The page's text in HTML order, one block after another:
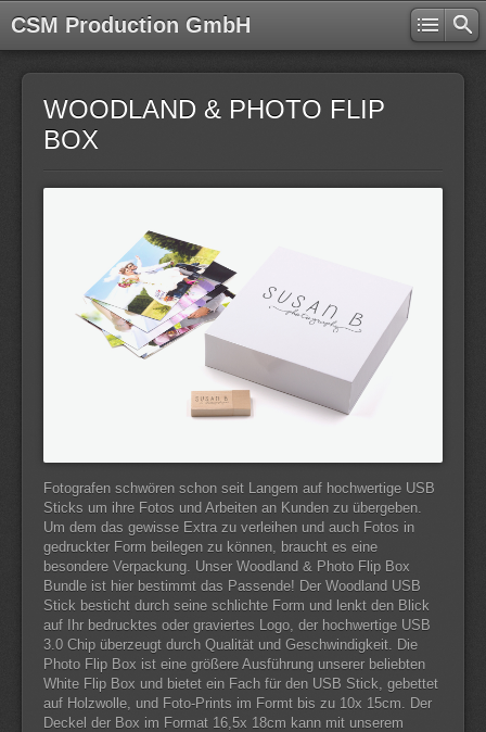
CSM Production GmbH
WOODLAND & PHOTO FLIP
BOX
Fotografen schwören schon seit Langem auf hochwertige USB
Sticks um ihre Fotos und Arbeiten an Kunden zu übergeben.
Um dem das gewisse Extra zu verleihen und auch Fotos in
gedruckter Form beilegen zu können, braucht es eine
besondere Verpackung. Unser Woodland & Photo Flip Box
Bundle ist hier bestimmt das Passende! Der Woodland USB
Stick besticht durch seine schlichte Form und lenkt den Blick
auf Ihr bedrucktes oder graviertes Logo, der hochwertige USB
3.0 Chip überzeugt durch Qualität und Geschwindigkeit. Die
Photo Flip Box ist eine größere Ausführung unserer beliebten
White Flip Box und bietet ein Fach für den USB Stick, gebettet
auf Holzwolle, und Foto-Prints im Formt bis zu 10x 15cm. Der
Deckel der Box im Format 16,5x 18cm kann mit unserem